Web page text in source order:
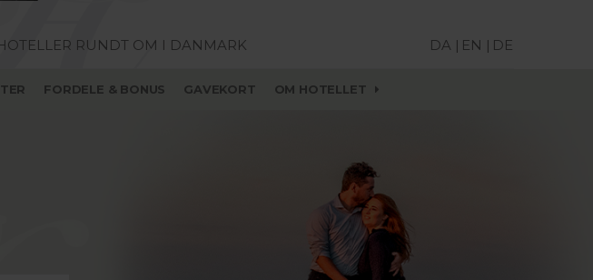
RUNDT OM I DANMARK DA | EN | DE
FORDELE & BONUS GAVEKORT OM HOTELLET